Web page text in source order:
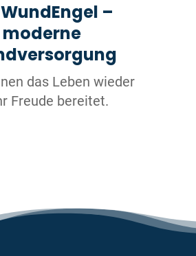
–
moderne
das Leben wieder
Freude bereitet.